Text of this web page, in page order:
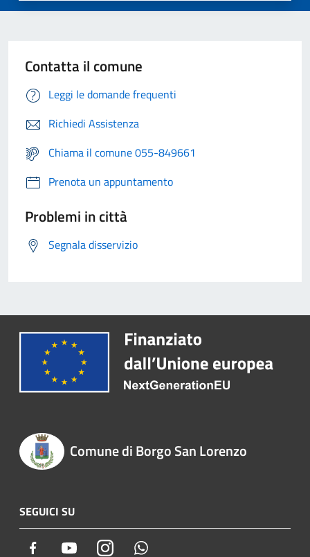
Contatta il comune
Leggi le domande frequenti
Richiedi Assistenza
Chiama il comune 055-849661
Prenota un appuntamento
Problemi in città
Segnala disservizio
Comune di Borgo San Lorenzo
SEGUICI SU
Facebook YoutubeInstagram